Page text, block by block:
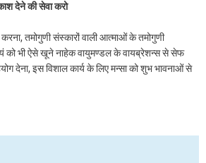
देने की सेवा करो
करना, तमोगुणी संस्कारों वाली आत्माओं के तमोगुणी
को भी ऐसे खूने नाहेक वायुमण्डल के वायब्रेशन्स से सेफ
देना, इस विशाल कार्य के लिए मन्सा को शुभ भावनाओं से